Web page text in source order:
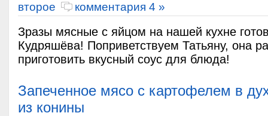
второе
комментария 4 »
Зразы мясные с яйцом на нашей кухне
Кудряшёва! Поприветствуем Татьяну, она
приготовить вкусный соус для блюда!
Запеченное мясо с картофелем в
из конины